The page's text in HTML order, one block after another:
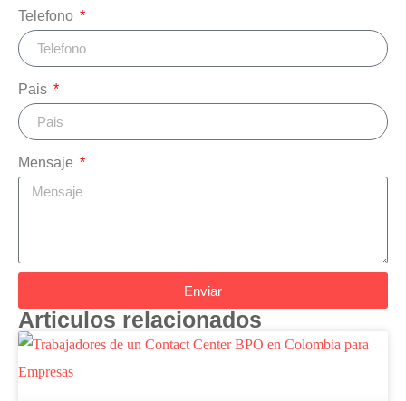
Telefono
Pais
Mensaje
Enviar
Articulos relacionados